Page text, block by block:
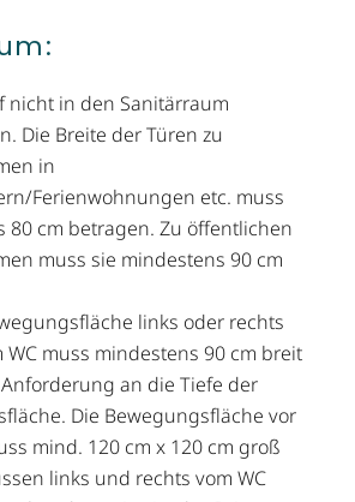
nicht in den Sanitärraum
Die Breite der Türen zu
in
Ferienwohnungen etc. muss
80 cm betragen. Zu öffentlichen
muss sie mindestens 90 cm
links oder rechts
WC muss mindestens 90 cm breit
an die Tiefe der
Die Bewegungsfläche vor
mind. 120 cm x 120 cm groß
links und rechts vom WC